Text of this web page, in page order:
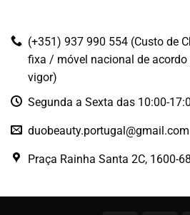
(+351) 937 990 554 (Custo de
fixa / móvel nacional de
vigor)
Segunda a Sexta das 10:00-
duobeauty.portugal@gmail.com
Praça Rainha Santa 2C, 1600-